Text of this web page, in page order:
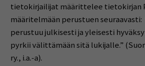
tietokirjailijat määrittelee tietokirjan
määritelmään perustuen
perustuu julkisesti ja yleisesti
pyrkii välittämään sitä lukijalle.”
ry., i.a.-a).